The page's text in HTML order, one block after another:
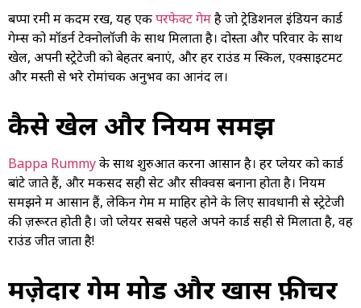
बप्पा रमी में कदम रखें, यह एकपरफेक्ट गेमहै जो ट्रेडिशनल इंडियन कार्ड
गेम्स को मॉडर्न टेक्नोलॉजी के साथ मिलाता है। दोस्तों और परिवार के साथ
खेलें, अपनी स्ट्रेटेजी को बेहतर बनाएं, और हर राउंड में स्किल, एक्साइटमेंट
और मस्ती से भरे रोमांचक अनुभव का आनंद लें।
कैसे खेलें और नियम समझें
Bappa Rummyके साथ शुरुआत करना आसान है। हर प्लेयर को कार्ड
बांटे जाते हैं, और मकसद सही सेट और सीक्वेंस बनाना होता है। नियम
समझने में आसान हैं, लेकिन गेम में माहिर होने के लिए सावधानी से स्ट्रेटेजी
की ज़रूरत होती है। जो प्लेयर सबसे पहले अपने कार्ड सही से मिलाता है, वह
राउंड जीत जाता है!
मज़ेदार गेम मोड और खास फ़ीचर